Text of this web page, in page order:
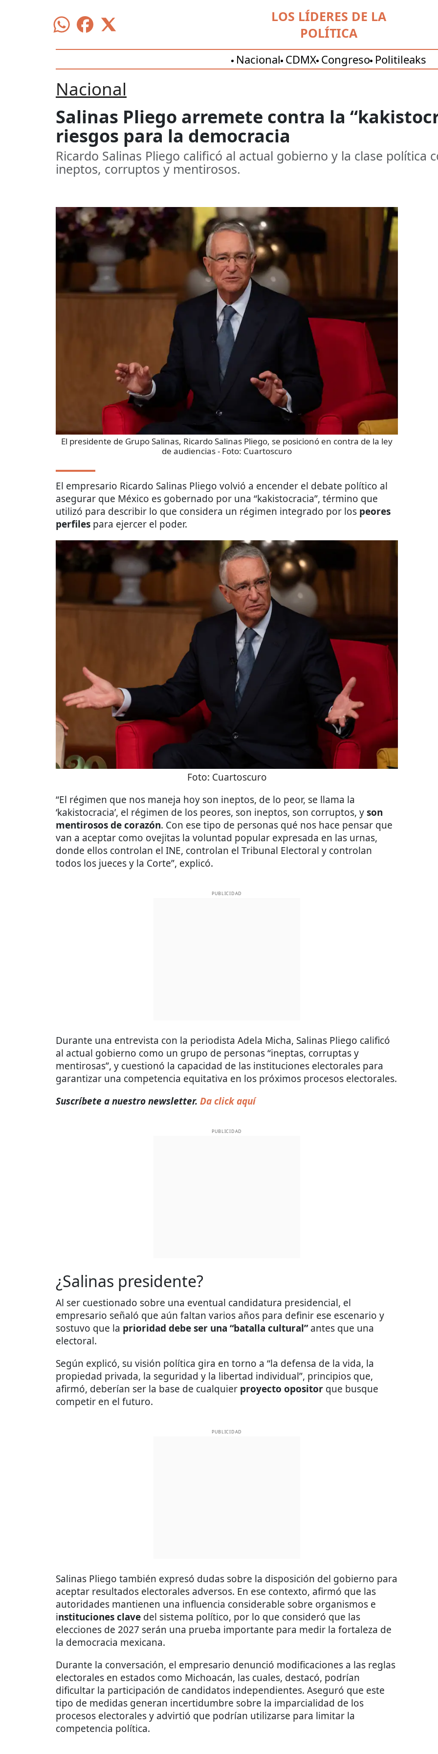
LOS LÍDERES DE LA
POLÍTICA
Nacional CDMX Congreso Politileaks
Nacional
Salinas Pliego arremete contra la
riesgos para la democracia
Ricardo Salinas Pliego calificó al actual gobierno y la clase política
ineptos, corruptos y mentirosos.
El presidente de Grupo Salinas, Ricardo Salinas Pliego, se posicionó en contra de la ley
de audiencias- Foto: Cuartoscuro
El empresario Ricardo Salinas Pliego volvió a encender el debate político al
asegurar que México es gobernado por una “kakistocracia”, término que
utilizó para describir lo que considera un régimen integrado por los peores
perfiles para ejercer el poder.
Foto: Cuartoscuro
“El régimen que nos maneja hoy son ineptos, de lo peor, se llama la
‘kakistocracia’, el régimen de los peores, son ineptos, son corruptos, yson
mentirosos de corazón. Con ese tipo de personas qué nos hace pensar que
van a aceptar como ovejitas la voluntad popular expresada en las urnas,
donde ellos controlan el INE, controlan el Tribunal Electoral y controlan
todos los jueces y la Corte”, explicó.
PUBLICIDAD
Durante una entrevista con la periodista Adela Micha, Salinas Pliego calificó
al actual gobierno como un grupo de personas “ineptas, corruptas y
mentirosas”, y cuestionó la capacidad de las instituciones electorales para
garantizar una competencia equitativa en los próximos procesos electorales.
Suscríbete a nuestro newsletter. Da click aquí
PUBLICIDAD
¿Salinas presidente?
Al ser cuestionado sobre una eventual candidatura presidencial, el
empresario señaló que aún faltan varios años para definir ese escenario y
sostuvo que la prioridad debe ser una “batalla cultural”antes que una
electoral.
Según explicó, su visión política gira en torno a “la defensa de la vida, la
propiedad privada, la seguridad y la libertad individual”, principios que,
afirmó, deberían ser la base de cualquier proyecto opositor que busque
competir en el futuro.
PUBLICIDAD
Salinas Pliego también expresó dudas sobre la disposición del gobierno para
aceptar resultados electorales adversos. En ese contexto, afirmó que las
autoridades mantienen una influencia considerable sobre organismos e
instituciones clave del sistema político, por lo que consideró que las
elecciones de 2027 serán una prueba importante para medir la fortaleza de
la democracia mexicana.
Durante la conversación, el empresario denunció modificaciones a las reglas
electorales en estados como Michoacán, las cuales, destacó, podrían
dificultar la participación de candidatos independientes. Aseguró que este
tipo de medidas generan incertidumbre sobre la imparcialidad de los
procesos electorales y advirtió que podrían utilizarse para limitar la
competencia política.